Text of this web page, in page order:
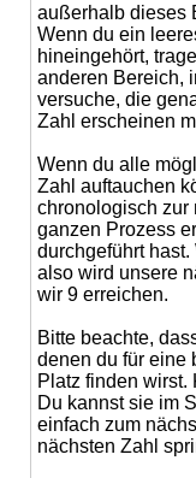
außerhalb dieses
Wenn du ein
hineingehört,
anderen Bereich,
versuche, die
Zahl erscheinen
Wenn du alle
Zahl auftauchen
chronologisch zur
ganzen Prozess
durchgeführt
also wird unsere
wir 9 erreichen.
Bitte beachte,
denen du für eine
Platz finden wirst.
Du kannst sie im
einfach zum
nächsten Zahl